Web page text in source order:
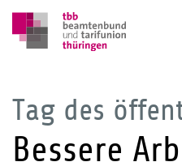
Tag des
Bessere